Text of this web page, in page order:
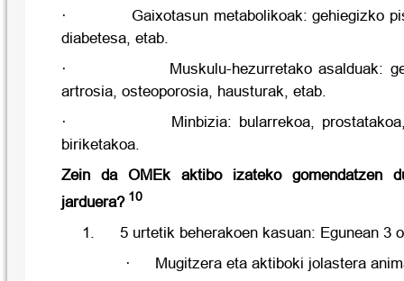
·
Gaixotasun metabolikoak: gehiegizko
diabetesa, etab.
·
Muskulu-hezurretako asalduak:
artrosia, osteoporosia, hausturak, etab.
·
Minbizia: bularrekoa,
biriketakoa.
Zein da OMEk aktibo izateko gomendatzen
jarduera?10
1.
5 urtetik beherakoen kasuan: Egunean 3
·
Mugitzera eta aktiboki jolastera